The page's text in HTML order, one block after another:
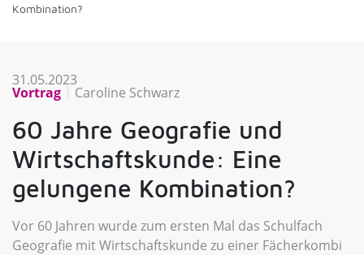
Kombination?
31.05.2023
Vortrag Caroline Schwarz
60 Jahre Geografie und
Wirtschaftskunde: Eine
gelungene Kombination?
Vor 60 Jahren wurde zum ersten Mal das Schulfach
Geografie mit Wirtschaftskunde zu einer Fächerkombi